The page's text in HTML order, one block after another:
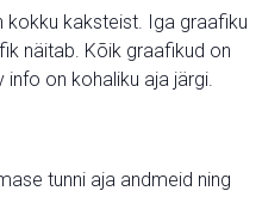
kokku kaksteist. Iga graafiku
näitab. Kõik graafikud on
on kohaliku aja järgi.
tunni aja andmeid ning